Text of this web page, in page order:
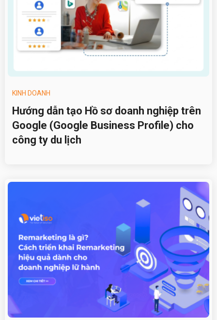
KINH DOANH
Hướng dẫn tạo Hồ sơ doanh nghiệp trên
Google (Google Business Profile) cho
công ty du lịch